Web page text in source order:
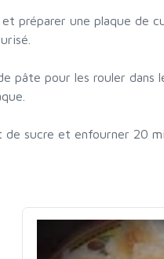
préparer une plaque de
pâte pour les rouler dans
de sucre et enfourner 20